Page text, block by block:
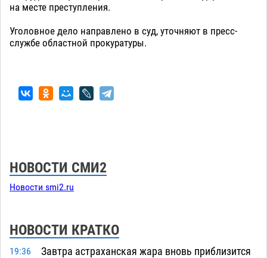
на месте преступления.
Уголовное дело направлено в суд, уточняют в пресс-
службе областной прокуратуры.
НОВОСТИ СМИ2
Новости smi2.ru
НОВОСТИ КРАТКО
19:36
Завтра астраханская жара вновь приблизится